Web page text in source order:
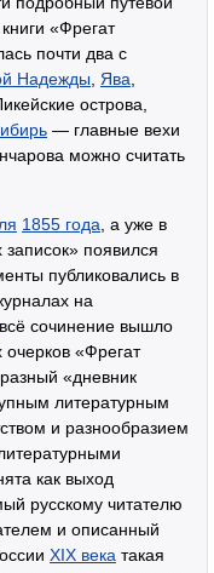
«Фрегат
почти два с
Надежды Ява
острова,
— главные вехи
можно считать
1855 года , а уже в
появился
публиковались в
на
всё сочинение вышло
«Фрегат
«дневник
литературным
и разнообразием
как выход
русскому читателю
и описанный
XIX века такая